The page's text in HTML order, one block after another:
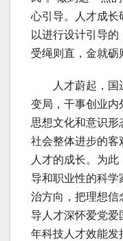
心引导。人才成长
以进行设计引导的
受绳则直，金就砺
人才蔚起，国运
变局，干事创业内
思想文化和意识
社会整体进步的客
人才的成长。为此
导和职业性的科学
治方向，把理想信
导人才深怀爱党爱
年科技人才效能发